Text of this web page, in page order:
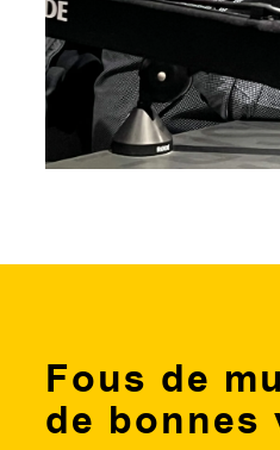
Fous de
de